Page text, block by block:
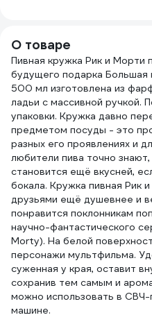
О товаре
Пивная кружка Рик и Морти
будущего подарка
500 мл изготовлена из
ладьи с массивной ручкой.
упаковки. Кружка давно
предметом посуды - это
разных его проявлениях и
любители пива точно
становится ещё вкусней,
бокала. Кружка пивная Рик
друзьями ещё душевнее и
понравится поклонникам
научно-фантастического
Morty). На белой
персонажи мультфильма.
суженная у края, оставит
сохранив тем самым и
можно использовать в
машине.